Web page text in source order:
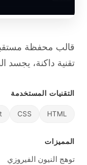
قالب محفظة
تقنية داكنة، يجسد
التقنيات المستخدمة
HTML
CSS
المميزات
توهج النيون الفيروزي